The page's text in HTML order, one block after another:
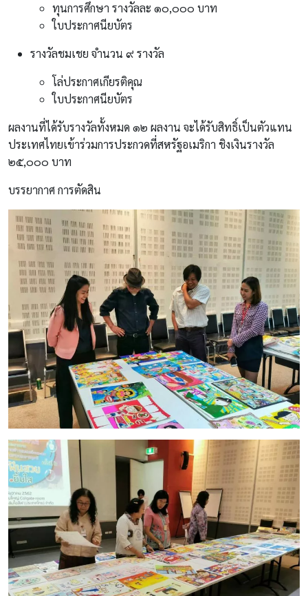
ทุนการศึกษา รางวัลละ ๑๐,๐๐๐ บาท
ใบประกาศนียบัตร
รางวัลชมเชย จำนวน ๙ รางวัล
โล่ประกาศเกียรติคุณ
ใบประกาศนียบัตร
ผลงานที่ได้รับรางวัลทั้งหมด ๑๒ ผลงาน จะได้รับสิทธิ์เป็นตัวแทน
ประเทศไทยเข้าร่วมการประกวดที่สหรัฐอเมริกา ชิงเงินรางวัล
๒๕,๐๐๐ บาท
บรรยากาศ การตัดสิน